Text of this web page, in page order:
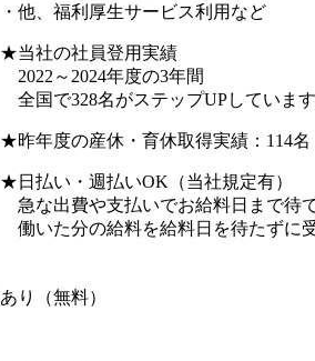
・他、福利厚生サービス利用など
★当社の社員登用実績
2022～2024年度の3年間
全国で328名がステップUPしています
★昨年度の産休・育休取得実績：114名
★日払い・週払いOK（当社規定有）
急な出費や支払いでお給料日まで待
働いた分の給料を給料日を待たずに
あり（無料）